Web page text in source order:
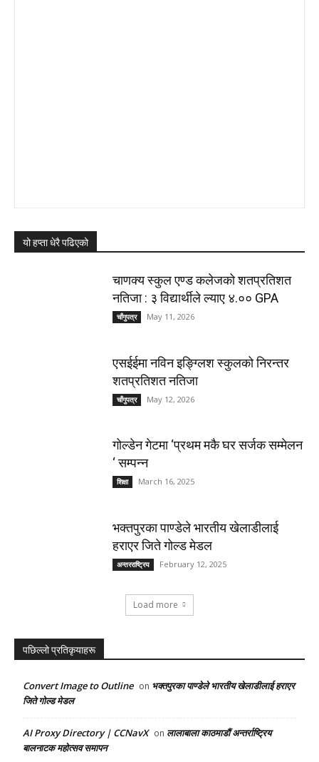
यो हप्ता धेरै पढिएको
चाणक्य स्कुल एण्ड कलेजको शतप्रतिशत
नतिजा : ३ विद्यार्थीले ल्याए ४.०० GPA
चाँगुपत्र May 11, 2026
एसईईमा नविन इङ्ग्लिश स्कुलको निरन्तर
शतप्रतिशत नतिजा
चाँगुपत्र May 12, 2026
गोल्डेन गेटमा ‘प्रथम मकै घर सर्जक सम्मेलन
‘ सम्पन्न
शिक्षा March 16, 2025
भक्तपुरका पाण्डेले भारतीय खेलाडीलाई
हराएर जिते गोल्ड मेडल
अन्तरराष्ट्रिय February 12, 2025
Load more
पछिल्लो प्रतिकृयाहरू
Convert Image to Outline on भक्तपुरका पाण्डेले भारतीय खेलाडीलाई हराएर
जिते गोल्ड मेडल
AI Proxy Directory | CCNavX on लालाबाला काठमाडौं अन्तर्राष्ट्रिय
बालनाटक महोत्सव समापन